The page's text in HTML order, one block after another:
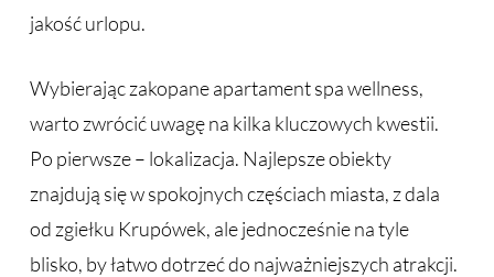
jakość urlopu.
Wybierając zakopane apartament spa wellness,
warto zwrócić uwagę na kilka kluczowych kwestii.
Po pierwsze – lokalizacja. Najlepsze obiekty
znajdują się w spokojnych częściach miasta, z dala
od zgiełku Krupówek, ale jednocześnie na tyle
blisko, by łatwo dotrzeć do najważniejszych atrakcji.